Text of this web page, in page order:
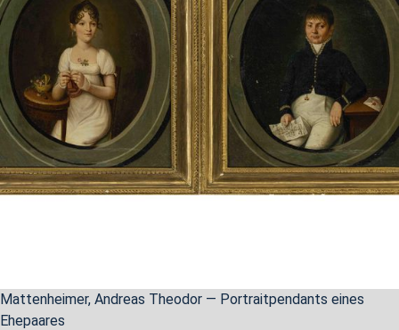
Mattenheimer, Andreas Theodor — Portraitpendants eines
Ehepaares